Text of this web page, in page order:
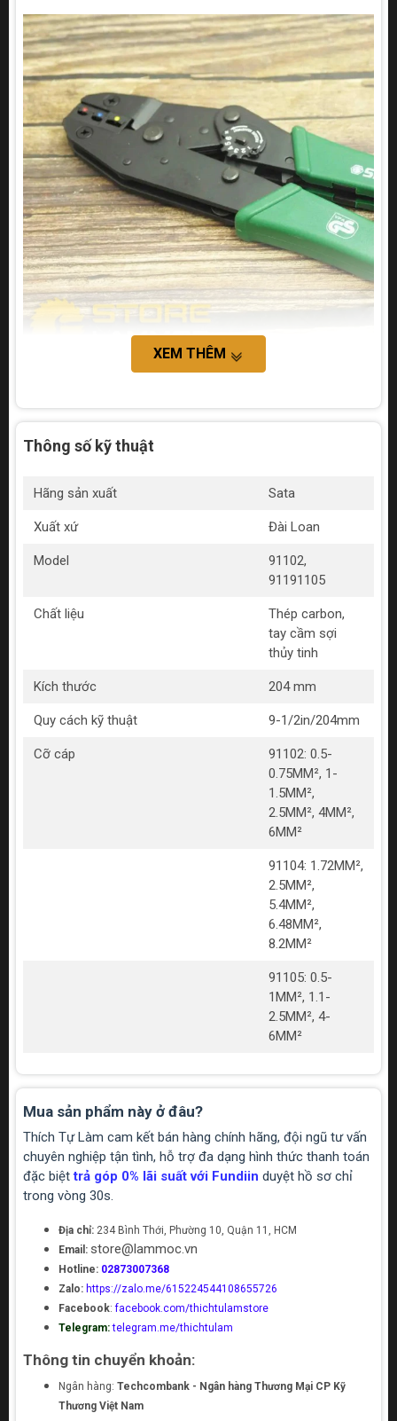
Tránh tiếp xúc với điện khi sử dụng sản phẩm.
Sau khi sử dụng, làm sạch sản phẩm bằng cách lau
khô và bảo quản trong môi trường khô ráo.
Kiểm tra định kỳ trạng thái và chức năng của sản
Kết luận:
Kìm bấm đầu cable 8", 9-1/2", 9" SATA 91102, 91104, 91105
là công cụ không thể thiếu cho những người làm việc trong
lĩnh vực mạng, điện và âm thanh. Với khả năng bấm đầu
XEM THÊM
Thông số kỹ thuật
Hãng sản xuất Sata
Xuất xứ Đài Loan
Model
91102,
91191105
Chất liệu
Thép carbon,
tay cầm sợi
thủy tinh
Kích thước 204 mm
Quy cách kỹ thuật 9-1/2in/204mm
Cỡ cáp
91102: 0.5-
0.75MM², 1-
1.5MM²,
2.5MM², 4MM²,
6MM²
91104: 1.72MM²,
2.5MM²,
5.4MM²,
6.48MM²,
8.2MM²
91105: 0.5-
1MM², 1.1-
2.5MM², 4-
6MM²
Mua sản phẩm này ở đâu?
Thích Tự Làm cam kết bán hàng chính hãng, đội ngũ tư vấn
chuyên nghiệp tận tình, hỗ trợ đa dạng hình thức thanh toán
đặc biệttrả góp 0% lãi suất với Fundiin duyệt hồ sơ chỉ
trong vòng 30s.
Địa chỉ: 234 Bình Thới, Phường 10, Quận 11, HCM
Email: store@lammoc.vn
Hotline: 02873007368
Zalo: https://zalo.me/615224544108655726
Facebook:facebook.com/thichtulamstore
Telegram: telegram.me/thichtulam
Thông tin chuyển khoản:
Ngân hàng: Techcombank - Ngân hàng Thương Mại CP Kỹ
Thương Việt Nam